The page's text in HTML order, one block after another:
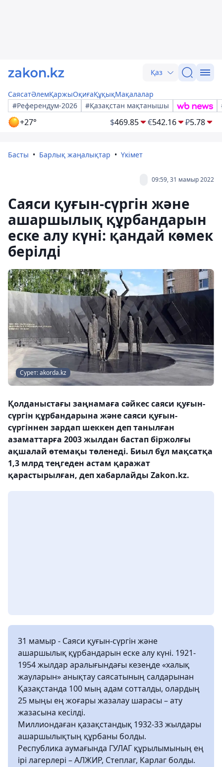
Қаз
СаясатӘлемҚаржыОқиғаҚұқықМақалалар
#Референдум-2026
#Қазақстан мақтанышы
+27° $469.85 €542.16 ₽5.78
Басты Барлық жаңалықтар Үкімет
09:59, 31 мамыр 2022
Саяси қуғын-сүргін және
ашаршылық құрбандарын
еске алу күні: қандай көмек
берілді
Сурет: akorda.kz
Қолданыстағы заңнамаға сәйкес саяси қуғын-
сүргін құрбандарына және саяси қуғын-
сүргіннен зардап шеккен деп танылған
азаматтарға 2003 жылдан бастап біржолғы
ақшалай өтемақы төленеді. Биыл бұл мақсатқа
1,3 млрд теңгеден астам қаражат
қарастырылған, деп хабарлайды Zakon.kz.
31 мамыр - Саяси қуғын-сүргін және
ашаршылық құрбандарын еске алу күні. 1921-
1954 жылдар аралығындағы кезеңде «халық
жауларын» анықтау саясатының салдарынан
Қазақстанда 100 мың адам сотталды, олардың
25 мыңы ең жоғары жазалау шарасы – ату
жазасына кесілді.
Миллиондаған қазақстандық 1932-33 жылдары
ашаршылықтың құрбаны болды.
Республика аумағында ГУЛАГ құрылымының ең
ірі лагерлері – АЛЖИР, Степлаг, Карлаг болды.